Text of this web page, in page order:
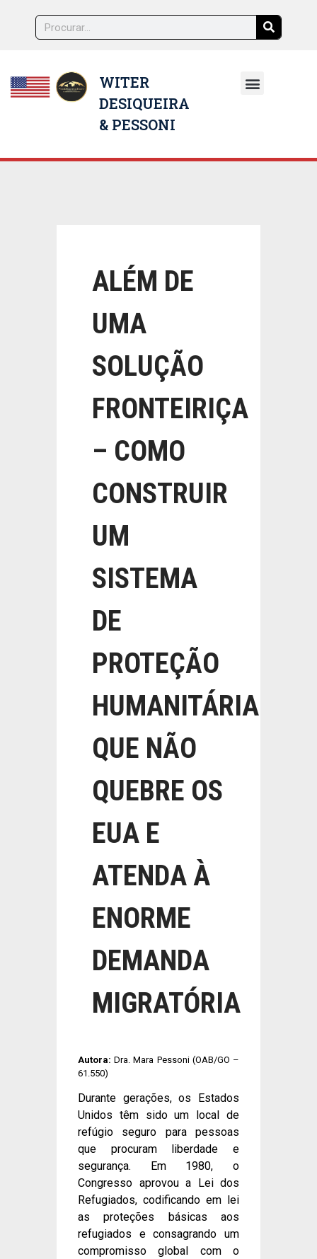
WITER
DESIQUEIRA
& PESSONI
ALÉM DE
UMA
SOLUÇÃO
FRONTEIRIÇA
– COMO
CONSTRUIR
UM
SISTEMA
DE
PROTEÇÃO
HUMANITÁRIA
QUE NÃO
QUEBRE OS
EUA E
ATENDA À
ENORME
DEMANDA
MIGRATÓRIA
Autora: Dra. Mara Pessoni (OAB/GO –
61.550)
Durante gerações, os Estados
Unidos têm sido um local de
refúgio seguro para pessoas
que procuram liberdade e
segurança. Em 1980, o
Congresso aprovou a Lei dos
Refugiados, codificando em lei
as proteções básicas aos
refugiados e consagrando um
compromisso global com o